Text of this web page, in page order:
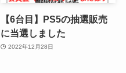
【6台目】PS5の抽選販売
に当選しました
2022年12月28日